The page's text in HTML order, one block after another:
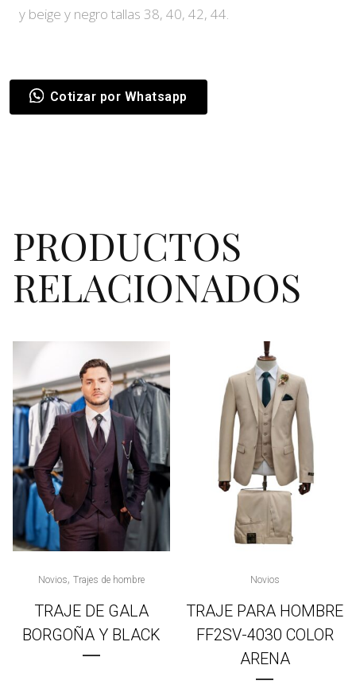
y beige y negro tallas 38, 40, 42, 44.
Cotizar por Whatsapp
PRODUCTOS
RELACIONADOS
Novios, Trajes de hombre
TRAJE DE GALA
BORGOÑA Y BLACK
Novios
TRAJE PARA HOMBRE
FF2SV-4030 COLOR
ARENA